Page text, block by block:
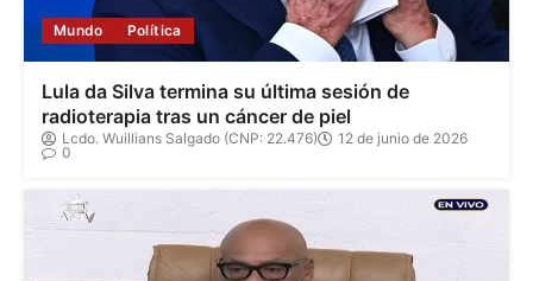
Mundo Política
Lula da Silva termina su última sesión de
radioterapia tras un cáncer de piel
Lcdo. Wuillians Salgado (CNP: 22.476)
12 de junio de 2026
0